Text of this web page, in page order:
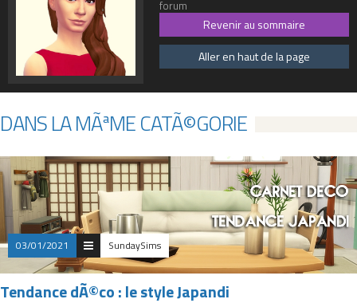
forum
Revenir au sommaire
Aller en haut de la page
DANS LA MÃªME CATÃ©GORIE
03/01/2021 SundaySims
Tendance dÃ©co : le style Japandi